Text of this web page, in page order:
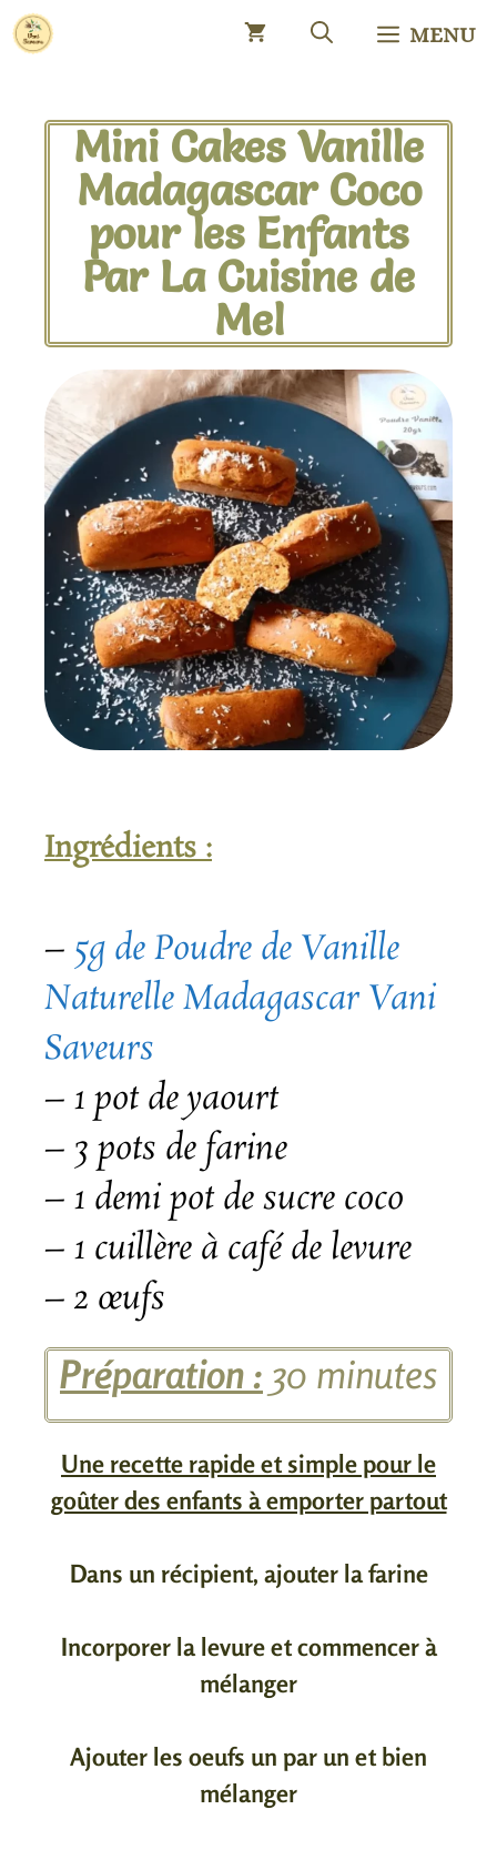
MENU
Mini Cakes Vanille
Madagascar Coco
pour les Enfants
Par La Cuisine de
Mel
Ingrédients :
– 5g de Poudre de Vanille
Naturelle Madagascar Vani
Saveurs
– 1 pot de yaourt
– 3 pots de farine
– 1 demi pot de sucre coco
– 1 cuillère à café de levure
– 2 œufs
Préparation : 30 minutes
Une recette rapide et simple pour le
goûter des enfants à emporter partout
Dans un récipient, ajouter la farine
Incorporer la levure et commencer à
mélanger
Ajouter les oeufs un par un et bien
mélanger